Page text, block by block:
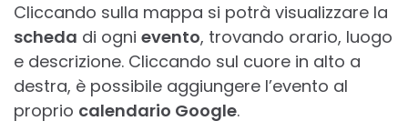
Cliccando sulla mappa si potrà visualizzare la
scheda di ogni evento, trovando orario, luogo
e descrizione. Cliccando sul cuore in alto a
destra, è possibile aggiungere l’evento al
proprio calendario Google.